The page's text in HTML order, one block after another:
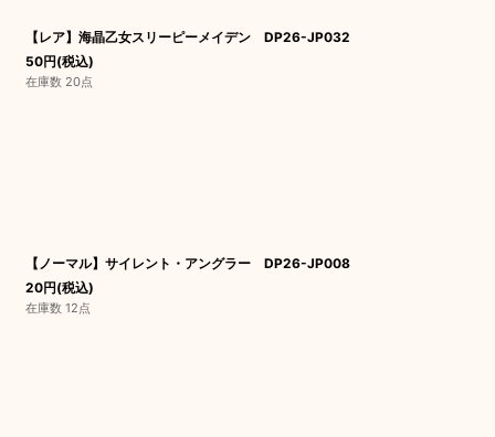
【レア】海晶乙女スリーピーメイデン DP26-JP032
50円(税込)
在庫数 20点
【ノーマル】サイレント・アングラー DP26-JP008
20円(税込)
在庫数 12点